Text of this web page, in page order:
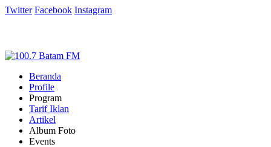
Twitter Facebook Instagram
Beranda
Profile
Program
Tarif Iklan
Artikel
Album Foto
Events